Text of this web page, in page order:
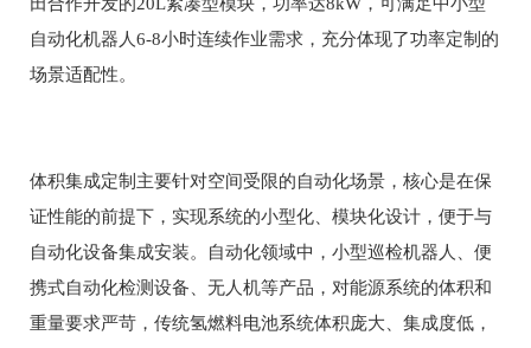
自动化机器人6-8小时连续作业需求，充分体现了功率定制的
场景适配性。
体积集成定制主要针对空间受限的自动化场景，核心是在保
证性能的前提下，实现系统的小型化、模块化设计，便于与
自动化设备集成安装。自动化领域中，小型巡检机器人、便
携式自动化检测设备、无人机等产品，对能源系统的体积和
重量要求严苛，传统氢燃料电池系统体积庞大、集成度低，